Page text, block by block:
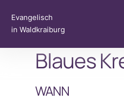
Inhalt
springen
Evangelisch
in Waldkraiburg
Blaues
WANN